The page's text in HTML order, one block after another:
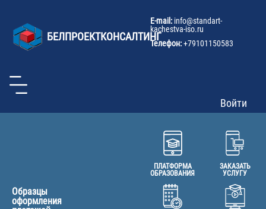
основному
содержаниюБЕЛПРОЕКТКОНСАЛТИНГ
E-mail: info@standart-
kachestva-iso.ru
Телефон:+79101150583
Войти
Образцы
оформления
ПЛАТФОРМА
ОБРАЗОВАНИЯ
ЗАКАЗАТЬ
УСЛУГУ